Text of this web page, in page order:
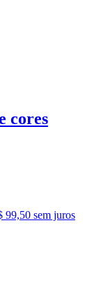
cores
99,50 sem juros